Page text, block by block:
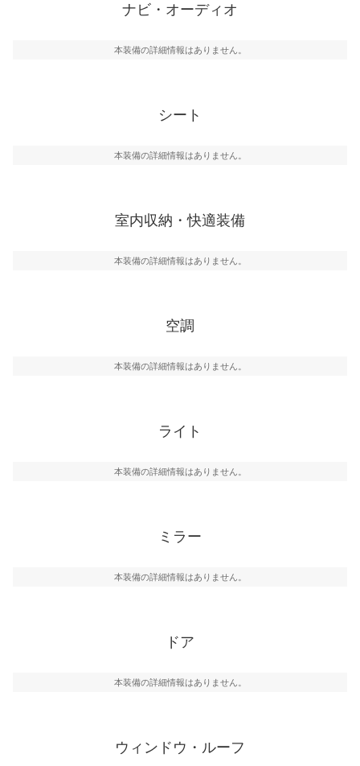
ナビ・オーディオ
本装備の詳細情報はありません。
シート
本装備の詳細情報はありません。
室内収納・快適装備
本装備の詳細情報はありません。
空調
本装備の詳細情報はありません。
ライト
本装備の詳細情報はありません。
ミラー
本装備の詳細情報はありません。
ドア
本装備の詳細情報はありません。
ウィンドウ・ルーフ